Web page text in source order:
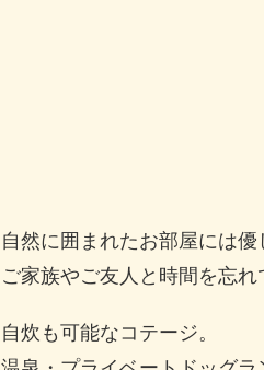
自然に囲まれたお部屋には
ご家族やご友人と時間を忘れ
自炊も可能なコテージ。